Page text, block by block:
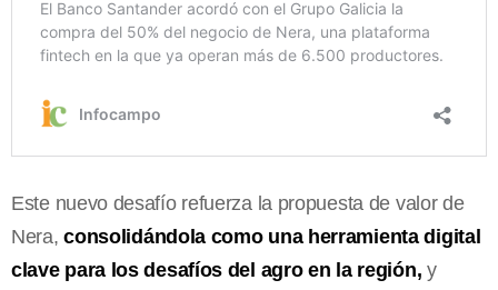
Este nuevo desafío refuerza la propuesta de valor de
Nera, consolidándola como una herramienta digital
clave para los desafíos del agro en la región, y